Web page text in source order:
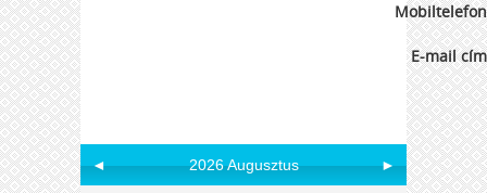
E-mail
◄ 2026 Augusztus ►